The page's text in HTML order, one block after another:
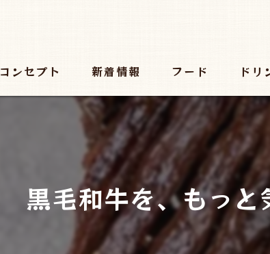
コンセプト 新着情報 フード ドリ
黒毛和牛を、もっと